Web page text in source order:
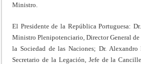
Ministro.
El Presidente de la República Portuguesa:
Ministro Plenipotenciario, Director General de
la Sociedad de las Naciones; Dr. Alexandro
Secretario de la Legación, Jefe de la